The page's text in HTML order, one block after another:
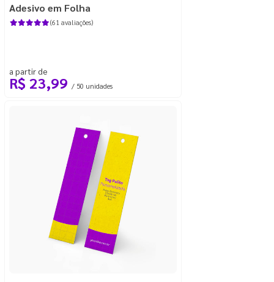
Adesivo em Folha
(61 avaliações)
a partir de
R$ 23,99 / 50 unidades